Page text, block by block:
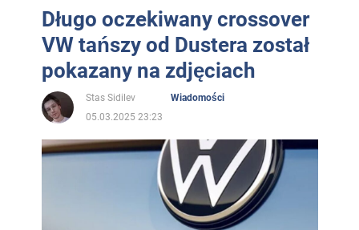
Długo oczekiwany crossover
VW tańszy od Dustera został
pokazany na zdjęciach
Stas Sidilev
Wiadomości
05.03.2025 23:23